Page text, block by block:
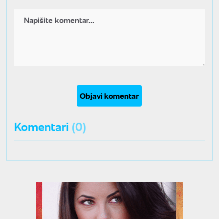
Objavi komentar
Komentari (0)